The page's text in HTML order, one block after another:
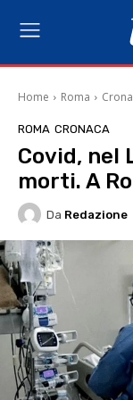
Home Roma
ROMA CRONACA
Covid, nel
morti. A
Da Redazione